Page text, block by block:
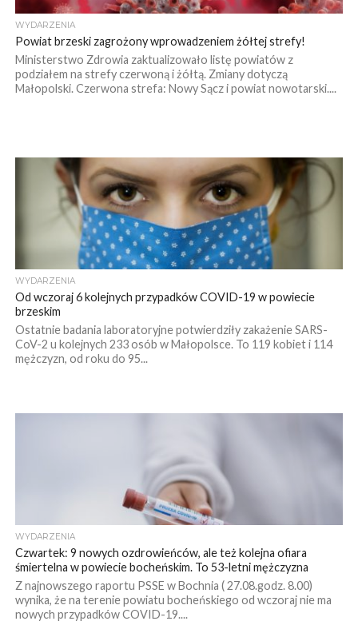
WYDARZENIA
Powiat brzeski zagrożony wprowadzeniem żółtej strefy!
Ministerstwo Zdrowia zaktualizowało listę powiatów z
podziałem na strefy czerwoną i żółtą. Zmiany dotyczą
Małopolski. Czerwona strefa: Nowy Sącz i powiat nowotarski....
WYDARZENIA
Od wczoraj 6 kolejnych przypadków COVID-19 w powiecie
brzeskim
Ostatnie badania laboratoryjne potwierdziły zakażenie SARS-
CoV-2 u kolejnych 233 osób w Małopolsce. To 119 kobiet i 114
mężczyzn, od roku do 95...
WYDARZENIA
Czwartek: 9 nowych ozdrowieńców, ale też kolejna ofiara
śmiertelna w powiecie bocheńskim. To 53-letni mężczyzna
Z najnowszego raportu PSSE w Bochnia ( 27.08.godz. 8.00)
wynika, że na terenie powiatu bocheńskiego od wczoraj nie ma
nowych przypadków COVID-19....